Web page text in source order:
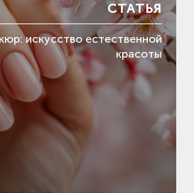
СТАТЬЯ
искусство естественной
красоты